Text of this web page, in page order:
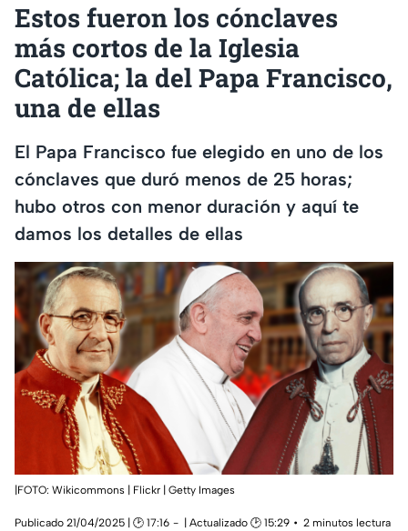
Estos fueron los cónclaves
más cortos de la Iglesia
Católica; la del Papa Francisco,
una de ellas
El Papa Francisco fue elegido en uno de los
cónclaves que duró menos de 25 horas;
hubo otros con menor duración y aquí te
damos los detalles de ellas
|FOTO: Wikicommons | Flickr | Getty Images
Publicado 21/04/2025 | 🕑 17:16 | Actualizado 🕑 15:29
2 minutos lectura